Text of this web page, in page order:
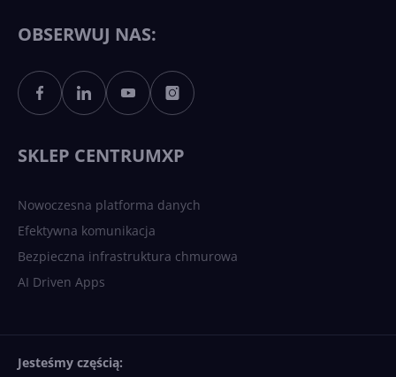
Sztuczna inteligencja po
polsku. Dość barier
OBSERWUJ NAS:
SKLEP CENTRUMXP
Nowoczesna platforma danych
Efektywna komunikacja
Bezpieczna infrastruktura chmurowa
AI Driven Apps
Jesteśmy częścią: